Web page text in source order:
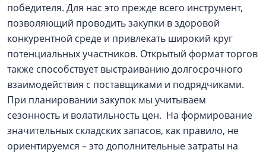
победителя. Для нас это прежде всего инструмент,
позволяющий проводить закупки в здоровой
конкурентной среде и привлекать широкий круг
потенциальных участников. Открытый формат торгов
также способствует выстраиванию долгосрочного
взаимодействия с поставщиками и подрядчиками.
При планировании закупок мы учитываем
сезонность и волатильность цен. На формирование
значительных складских запасов, как правило, не
ориентируемся – это дополнительные затраты на